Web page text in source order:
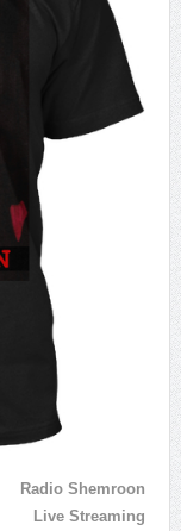
Radio Shemroon
Live Streaming